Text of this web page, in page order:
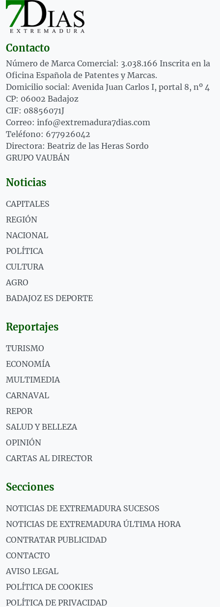
Contacto
Número de Marca Comercial: 3.038.166 Inscrita en la
Oficina Española de Patentes y Marcas.
Domicilio social: Avenida Juan Carlos I, portal 8, nº 4
CP: 06002 Badajoz
CIF: 08856071J
Correo: info@extremadura7dias.com
Teléfono: 677926042
Directora: Beatriz de las Heras Sordo
GRUPO VAUBÁN
Noticias
CAPITALES
REGIÓN
NACIONAL
POLÍTICA
CULTURA
AGRO
BADAJOZ ES DEPORTE
Reportajes
TURISMO
ECONOMÍA
MULTIMEDIA
CARNAVAL
REPOR
SALUD Y BELLEZA
OPINIÓN
CARTAS AL DIRECTOR
Secciones
NOTICIAS DE EXTREMADURA SUCESOS
NOTICIAS DE EXTREMADURA ÚLTIMA HORA
CONTRATAR PUBLICIDAD
CONTACTO
AVISO LEGAL
POLÍTICA DE COOKIES
POLÍTICA DE PRIVACIDAD